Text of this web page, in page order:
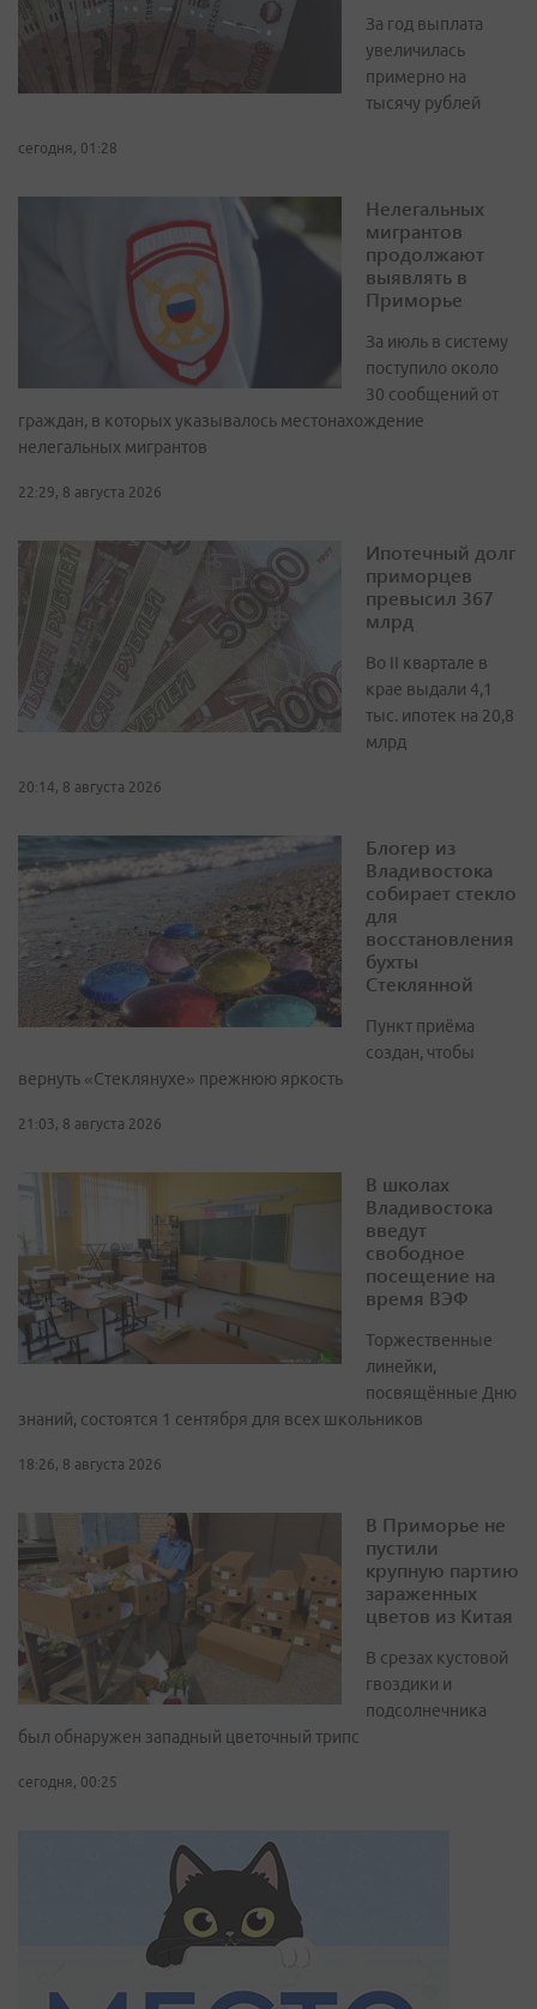
За год выплата
увеличилась
примерно на
тысячу рублей
сегодня, 01:28
Нелегальных
мигрантов
продолжают
выявлять в
Приморье
За июль в систему
поступило около
30 сообщений от
граждан, в которых указывалось местонахождение
нелегальных мигрантов
22:29, 8 августа 2026
Ипотечный долг
приморцев
превысил 367
млрд
Во II квартале в
крае выдали 4,1
тыс. ипотек на 20,8
млрд
20:14, 8 августа 2026
Блогер из
Владивостока
собирает стекло
для
восстановления
бухты
Стеклянной
Пункт приёма
создан, чтобы
вернуть «Стеклянухе» прежнюю яркость
21:03, 8 августа 2026
В школах
Владивостока
введут
свободное
посещение на
время ВЭФ
Торжественные
линейки,
посвящённые Дню
знаний, состоятся 1 сентября для всех школьников
18:26, 8 августа 2026
В Приморье не
пустили
крупную партию
зараженных
цветов из Китая
В срезах кустовой
гвоздики и
подсолнечника
был обнаружен западный цветочный трипс
сегодня, 00:25